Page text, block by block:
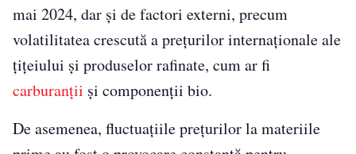
mai 2024, dar și de factori externi, precum
volatilitatea crescută a prețurilor internaționale ale
țițeiului și produselor rafinate, cum ar fi
carburanții și componenții bio.
De asemenea, fluctuațiile prețurilor la materiile